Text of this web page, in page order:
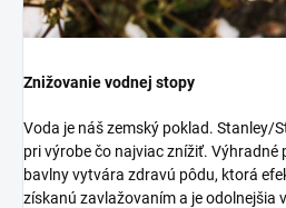
Znižovanie vodnej stopy
Voda je náš zemský poklad. Stanley/
pri výrobe čo najviac znížiť. Výhradné
bavlny vytvára zdravú pôdu, ktorá
získanú zavlažovaním a je odolnejšia